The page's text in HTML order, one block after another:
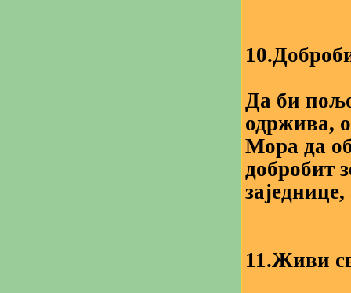
Да би
одржива,
Мора да
добробит
11.Живи